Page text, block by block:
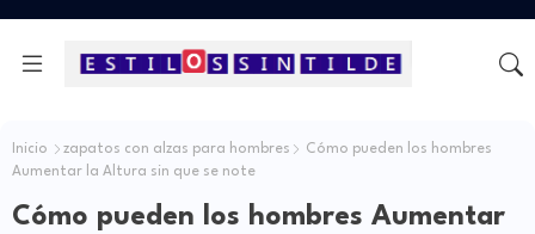
Inicio zapatos con alzas para hombres
Cómo pueden los hombres
Aumentar la Altura sin que se note
Cómo pueden los hombres Aumentar